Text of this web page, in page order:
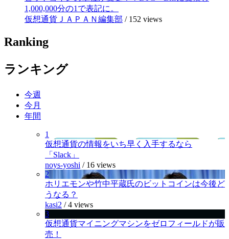
1,000,000分の1で表記に。
仮想通貨ＪＡＰＡＮ編集部 / 152 views
Ranking
ランキング
今週
今月
年間
1
仮想通貨の情報をいち早く入手するなら
「Slack」
noys-yoshi / 16 views
2
ホリエモンや竹中平蔵氏のビットコインは今後ど
うなる？
kasi2 /4 views
3
仮想通貨マイニングマシンをゼロフィールドが販
売！